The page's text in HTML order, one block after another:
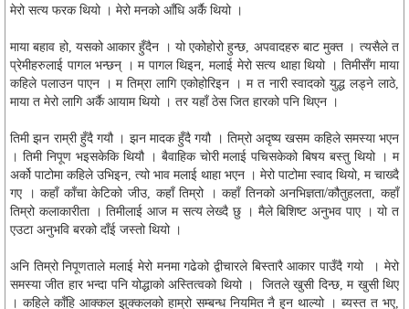
मेरो सत्य फरक थियो । मेरो मनको आँधि अर्कै थियो ।
माया बहाव हो, यसको आकार हुँदैन । यो एकोहोरो हुन्छ, अपवादहरु बाट मुक्त । त्यसैले त
प्रेमीहरुलाई पागल भन्छन् । म पागल थिइन, मलाई मेरो सत्य थाहा थियो । तिमीसँग माया
कहिले पलाउन पाएन । म तिम्रा लागि एकोहोरिइन । म त नारी स्वादको युद्ध लड्ने लाठे,
माया त मेरो लागि अर्कै आयाम थियो । तर यहाँ ठेस जित हारको पनि थिएन ।
तिमी झन राम्री हुँदै गयौ । झन मादक हुँदै गयौ । तिम्रो अदृष्य खसम कहिले समस्या भएन
। तिमी निपूण भइसकेकि थियौ । बैवाहिक चोरी मलाई पचिसकेको बिषय बस्तु थियो । म
अर्को पाटोमा कहिले उभिइन, त्यो भाव मलाई थाहा भएन । मेरो पाटोमा स्वाद थियो, म चाख्दै
गए । कहाँ काँचा केटिको जीउ, कहाँ तिम्रो । कहाँ तिनको अनभिज्ञता/कौतुहलता, कहाँ
तिम्रो कलाकारीता । तिमीलाई आज म सत्य लेख्दै छु । मैले बिशिष्ट अनुभव पाए । यो त
एउटा अनुभवि बरको दाँई जस्तो थियो ।
अनि तिम्रो निपूणताले मलाई मेरो मनमा गढेको द्वीचारले बिस्तारै आकार पाउँदै गयो । मेरो
समस्या जीत हार भन्दा पनि योद्धाको अस्तित्वको थियो । जितले खुसी दिन्छ, म खुसी थिए
। कहिले काँहि आक्कल झुक्कलको हाम्रो सम्बन्ध नियमित नै हुन थाल्यो । ब्यस्त त भए,